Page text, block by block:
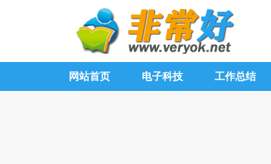
网站首页 电子科技 工作总结